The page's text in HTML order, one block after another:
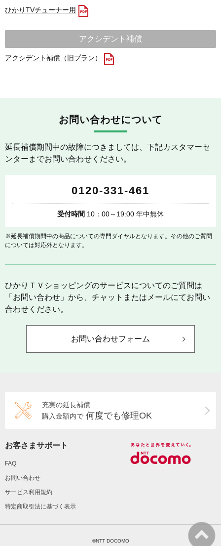
ひかりTVチューナー用
アクシデント補償
アクシデント補償（旧プラン）
お問い合わせについて
延長補償期間中の故障につきましては、下記カスタマーセ
ンターまでお問い合わせください。
0120-331-461
受付時間 10：00～19:00 年中無休
※延長補償期間中の商品についての専門ダイヤルとなります。その他のご質問
については対応外となります。
ひかりＴＶショッピングのサービスについてのご質問は
「お問い合わせ」から、チャットまたはメールにてお問い
合わせください。
お問い合わせフォーム
充実の延長補償
購入金額内で 何度でも修理OK
お客さまサポート
FAQ
お問い合わせ
サービス利用規約
特定商取引法に基づく表示
©NTT DOCOMO